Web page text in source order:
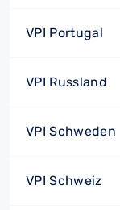
VPI Portugal
VPI Russland
VPI Schweden
VPI Schweiz